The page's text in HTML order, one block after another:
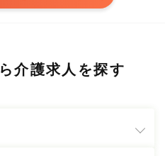
介護求人を探す